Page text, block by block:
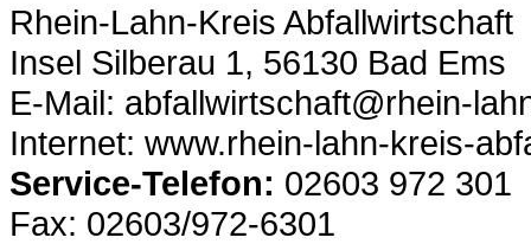
Rhein-Lahn-Kreis Abfallwirtschaft
Insel Silberau 1, 56130 Bad Ems
E-Mail: abfallwirtschaft@rhein-
Internet: www.rhein-lahn-kreis-
Service-Telefon: 02603 972 301
Fax: 02603/972-6301